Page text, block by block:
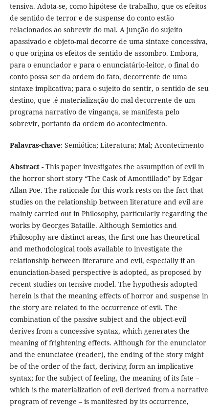
tensiva. Adota-se, como hipótese de trabalho, que os efeitos
de sentido de terror e de suspense do conto estão
relacionados ao sobrevir do mal. A junção do sujeito
apassivado e objeto-mal decorre de uma sintaxe concessiva,
o que origina os efeitos de sentido de assombro. Embora,
para o enunciador e para o enunciatário-leitor, o final do
conto possa ser da ordem do fato, decorrente de uma
sintaxe implicativa; para o sujeito do sentir, o sentido de seu
destino, que .é materialização do mal decorrente de um
programa narrativo de vingança, se manifesta pelo
sobrevir, portanto da ordem do acontecimento.
Palavras-chave: Semiótica; Literatura; Mal; Acontecimento
Abstract- This paper investigates the assumption of evil in
the horror short story “The Cask of Amontillado” by Edgar
Allan Poe. The rationale for this work rests on the fact that
studies on the relationship between literature and evil are
mainly carried out in Philosophy, particularly regarding the
works by Georges Bataille. Although Semiotics and
Philosophy are distinct areas, the first one has theoretical
and methodological tools available to investigate the
relationship between literature and evil, especially if an
enunciation-based perspective is adopted, as proposed by
recent studies on tensive model. The hypothesis adopted
herein is that the meaning effects of horror and suspense in
the story are related to the occurrence of evil. The
combination of the passive subject and the object-evil
derives from a concessive syntax, which generates the
meaning of frightening effects. Although for the enunciator
and the enunciatee (reader), the ending of the story might
be of the order of the fact, deriving form an implicative
syntax; for the subject of feeling, the meaning of its fate –
which is the materialization of evil derived from a narrative
program of revenge – is manifested by its occurrence,